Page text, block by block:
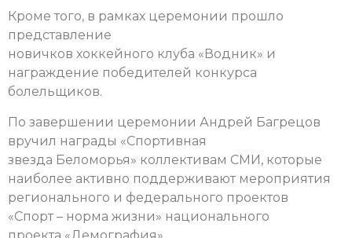
Кроме того, в рамках церемонии прошло
представление
новичков хоккейного клуба «Водник» и
награждение победителей конкурса
болельщиков.
По завершении церемонии Андрей Багрецов
вручил награды «Спортивная
звезда Беломорья» коллективам СМИ, которые
наиболее активно поддерживают мероприятия
регионального и федерального проектов
«Спорт – норма жизни» национального
проекта «Демография».